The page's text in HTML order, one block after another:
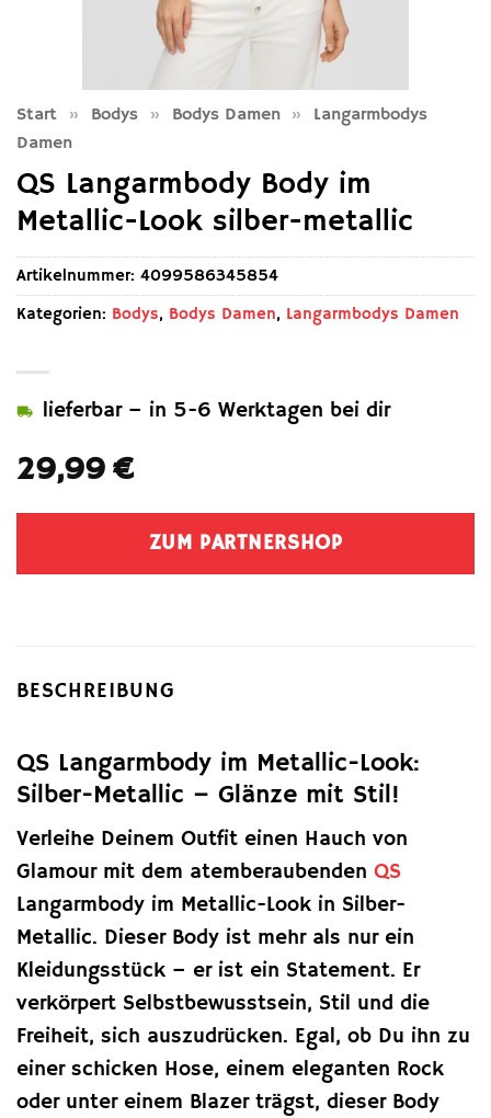
Start » Bodys » Bodys Damen »
Langarmbodys
Damen
QS Langarmbody Body im
Metallic-Look silber-metallic
29,99€
lieferbar – in 5-6 Werktagen bei dir
ZUM PARTNERSHOP
Artikelnummer: 4099586345854
Kategorien: Bodys, Bodys Damen, Langarmbodys Damen
BESCHREIBUNG
QS Langarmbody im Metallic-Look:
Silber-Metallic – Glänze mit Stil!
Verleihe Deinem Outfit einen Hauch von
Glamour mit dem atemberaubenden QS
Langarmbody im Metallic-Look in Silber-
Metallic. Dieser Body ist mehr als nur ein
Kleidungsstück – er ist ein Statement. Er
verkörpert Selbstbewusstsein, Stil und die
Freiheit, sich auszudrücken. Egal, ob Du ihn zu
einer schicken Hose, einem eleganten Rock
oder unter einem Blazer trägst, dieser Body